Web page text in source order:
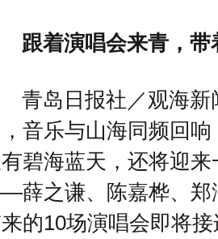
跟着演唱会来青，
青岛日报社／观海新
音乐与山海同频回
碧海蓝天，还将迎来
薛之谦、陈嘉桦、郑
的10场演唱会即将